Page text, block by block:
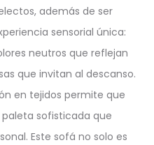
además de ser
sensorial única:
neutros que reflejan
que invitan al descanso.
en tejidos permite que
sofisticada que
Este sofá no solo es